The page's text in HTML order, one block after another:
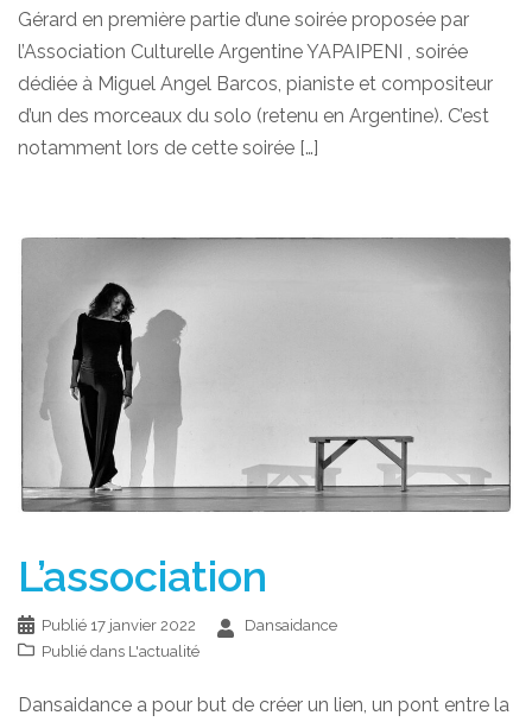
Gérard en première partie d’une soirée proposée par
l’Association Culturelle Argentine YAPAIPENI , soirée
dédiée à Miguel Angel Barcos, pianiste et compositeur
d’un des morceaux du solo (retenu en Argentine). C’est
notamment lors de cette soirée […]
L’association
Publié 17 janvier 2022
Dansaidance
Publié dans L'actualité
Dansaidance a pour but de créer un lien, un pont entre la